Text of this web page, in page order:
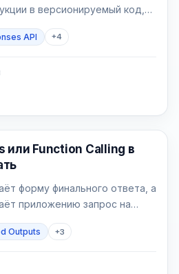
в версионируемый код,
Search и перевести новые
API +4
или Function Calling в
форму финального ответа, а
приложению запрос на
не наличием JSON
backend прочитать или
Outputs +3